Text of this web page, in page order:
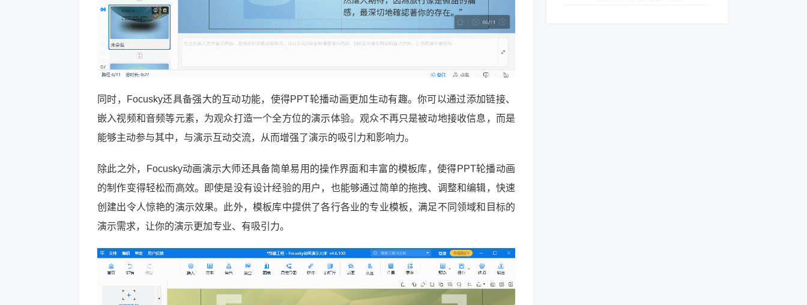
同时，Focusky还具备强大的互动功能，使得PPT轮播动画更加生动有趣。你可以通过添加链接、
嵌入视频和音频等元素，为观众打造一个全方位的演示体验。观众不再只是被动地接收信息，而是
能够主动参与其中，与演示互动交流，从而增强了演示的吸引力和影响力。
除此之外，Focusky动画演示大师还具备简单易用的操作界面和丰富的模板库，使得PPT轮播动画
的制作变得轻松而高效。即使是没有设计经验的用户，也能够通过简单的拖拽、调整和编辑，快速
创建出令人惊艳的演示效果。此外，模板库中提供了各行各业的专业模板，满足不同领域和目标的
演示需求，让你的演示更加专业、有吸引力。